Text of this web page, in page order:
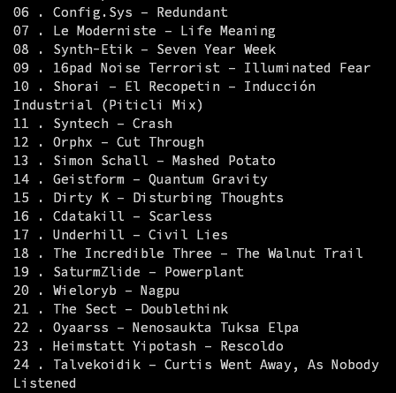
06 . Config.Sys – Redundant
07 . Le Moderniste – Life Meaning
08 . Synth-Etik – Seven Year Week
09 . 16pad Noise Terrorist – Illuminated Fear
10 . Shorai – El Recopetin – Inducción
Industrial (Piticli Mix)
11 . Syntech – Crash
12 . Orphx – Cut Through
13 . Simon Schall – Mashed Potato
14 . Geistform – Quantum Gravity
15 . Dirty K – Disturbing Thoughts
16 . Cdatakill – Scarless
17 . Underhill – Civil Lies
18 . The Incredible Three – The Walnut Trail
19 . SaturmZlide – Powerplant
20 . Wieloryb – Nagpu
21 . The Sect – Doublethink
22 . Oyaarss – Nenosaukta Tuksa Elpa
23 . Heimstatt Yipotash – Rescoldo
24 . Talvekoidik – Curtis Went Away, As Nobody
Listened